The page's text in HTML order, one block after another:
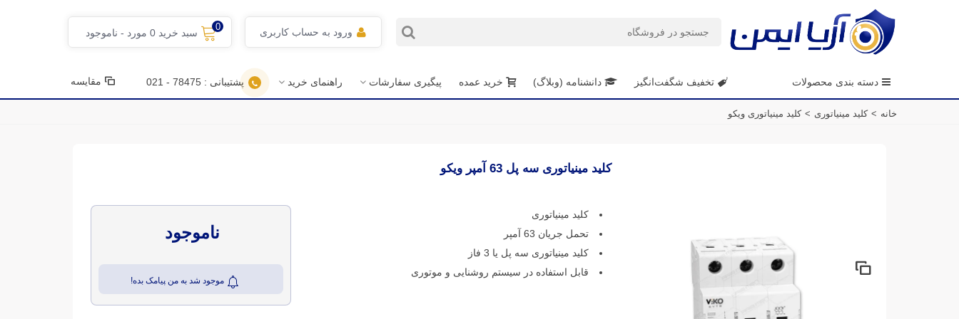
ورود به حساب کاربری
0
سبد خرید 0 مورد - ناموجود
دسته بندی محصولات تخفیف شگفت‌انگیز دانشنامه (وبلاگ) خرید عمده پیگیری سفارشات راهنمای خرید پشتیبانی : 78475 - 021 مقایسه
خانه > کلید مینیاتوری > کلید مینیاتوری ویکو
کلید مینیاتوری سه پل 63 آمپر ویکو
کلید مینیاتوری
تحمل جریان 63 آمپر
کلید مینیاتوری سه پل یا 3 فاز
قابل استفاده در سیستم روشنایی و موتوری
ناموجود
موجود شد به من پیامک بده!